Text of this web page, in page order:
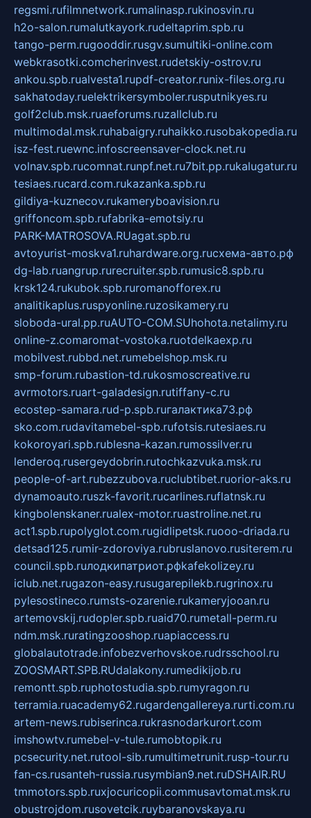
regsmi.rufilmnetwork.rumalinasp.rukinosvin.ru
h2o-salon.rumalutkayork.rudeltaprim.spb.ru
tango-perm.rugooddir.rusgv.sumultiki-online.com
webkrasotki.comcherinvest.rudetskiy-ostrov.ru
ankou.spb.rualvesta1.rupdf-creator.runix-files.org.ru
sakhatoday.ruelektrikersymboler.rusputnikyes.ru
golf2club.msk.ruaeforums.ruzallclub.ru
multimodal.msk.ruhabaigry.ruhaikko.rusobakopedia.ru
isz-fest.ruewnc.infoscreensaver-clock.net.ru
volnav.spb.rucomnat.runpf.net.ru7bit.pp.rukalugatur.ru
tesiaes.rucard.com.rukazanka.spb.ru
gildiya-kuznecov.rukameryboavision.ru
griffoncom.spb.rufabrika-emotsiy.ru
PARK-MATROSOVA.RUagat.spb.ru
avtoyurist-moskva1.ruhardware.org.ruсхема-авто.рф
dg-lab.ruangrup.rurecruiter.spb.rumusic8.spb.ru
krsk124.rukubok.spb.ruromanofforex.ru
analitikaplus.ruspyonline.ruzosikamery.ru
sloboda-ural.pp.ruAUTO-COM.SUhohota.netalimy.ru
online-z.comaromat-vostoka.ruotdelkaexp.ru
mobilvest.rubbd.net.rumebelshop.msk.ru
smp-forum.rubastion-td.rukosmoscreative.ru
avrmotors.ruart-galadesign.rutiffany-c.ru
ecostep-samara.rud-p.spb.ruгалактика73.рф
sko.com.rudavitamebel-spb.rufotsis.rutesiaes.ru
kokoroyari.spb.rublesna-kazan.rumossilver.ru
lenderoq.rusergeydobrin.rutochkazvuka.msk.ru
people-of-art.rubezzubova.ruclubtibet.ruorior-aks.ru
dynamoauto.ruszk-favorit.rucarlines.ruflatnsk.ru
kingbolenskaner.rualex-motor.ruastroline.net.ru
act1.spb.rupolyglot.com.rugidlipetsk.ruooo-driada.ru
detsad125.rumir-zdoroviya.rubruslanovo.rusiterem.ru
council.spb.ruлодкипатриот.рфkafekolizey.ru
iclub.net.rugazon-easy.rusugarepilekb.rugrinox.ru
pylesostineco.rumsts-ozarenie.rukameryjooan.ru
artemovskij.rudopler.spb.ruaid70.rumetall-perm.ru
ndm.msk.ruratingzooshop.ruapiaccess.ru
globalautotrade.infobezverhovskoe.rudrsschool.ru
ZOOSMART.SPB.RUdalakony.rumedikijob.ru
remontt.spb.ruphotostudia.spb.rumyragon.ru
terramia.ruacademy62.rugardengallereya.rurti.com.ru
artem-news.rubiserinca.rukrasnodarkurort.com
imshowtv.rumebel-v-tule.rumobtopik.ru
pcsecurity.net.rutool-sib.rumultimetrunit.rusp-tour.ru
fan-cs.rusanteh-russia.rusymbian9.net.ruDSHAIR.RU
tmmotors.spb.ruxjocuricopii.commusavtomat.msk.ru
obustrojdom.rusovetcik.ruybaranovskaya.ru